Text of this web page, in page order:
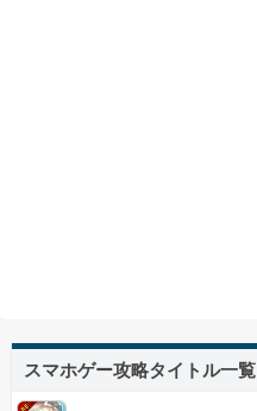
スマホゲー攻略タイトル一覧